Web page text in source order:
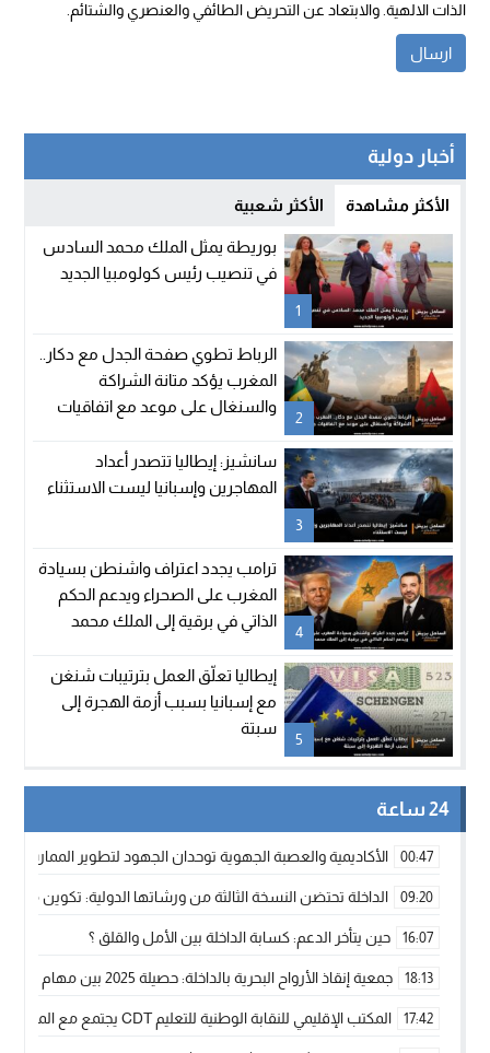
الذات الالهية. والابتعاد عن التحريض الطائفي والعنصري والشتائم.
أخبار دولية
الأكثر مشاهدة الأكثر شعبية
1
بوريطة يمثل الملك محمد السادس
في تنصيب رئيس كولومبيا الجديد
2
الرباط تطوي صفحة الجدل مع دكار..
المغرب يؤكد متانة الشراكة
والسنغال على موعد مع اتفاقيات
3
سانشيز: إيطاليا تتصدر أعداد
المهاجرين وإسبانيا ليست الاستثناء
4
ترامب يجدد اعتراف واشنطن بسيادة
المغرب على الصحراء ويدعم الحكم
الذاتي في برقية إلى الملك محمد
5
إيطاليا تعلّق العمل بترتيبات شنغن
مع إسبانيا بسبب أزمة الهجرة إلى
سبتة
24 ساعة
00:47 الأكاديمية والعصبة الجهوية توحدان الجهود لتطوير الممارسة
09:20 الداخلة تحتضن النسخة الثالثة من ورشاتها الدولية: تكوين
16:07 حين يتأخر الدعم: كسابة الداخلة بين الأمل والقلق ؟
18:13 جمعية إنقاذ الأرواح البحرية بالداخلة: حصيلة 2025 بين مهام الإنقاذ ومشروع “دار البحار”
17:42 المكتب الإقليمي للنقابة الوطنية للتعليم CDT يجتمع مع المدير الإقليمي لمناقشة ملفات جوهرية لنساء ورجال التعليم